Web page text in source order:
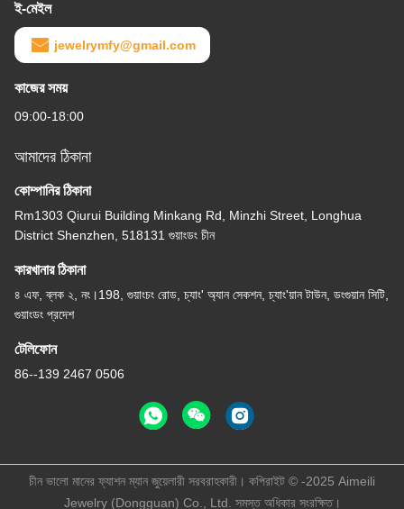
ই-মেইল
jewelrymfy@gmail.com
কাজের সময়
09:00-18:00
আমাদের ঠিকানা
কোম্পানির ঠিকানা
Rm1303 Qiurui Building Minkang Rd, Minzhi Street, Longhua
District Shenzhen, 518131 গুয়াংডং চীন
কারখানার ঠিকানা
৪ এফ, ব্লক ২, নং।198, গুয়াংচং রোড, চ্যাং' অ্যান সেকশন, চ্যাং'য়ান টাউন, ডংগুয়ান সিটি,
গুয়াংডং প্রদেশ
টেলিফোন
86--139 2467 0506
চীন ভালো মানের ফ্যাশন ম্যান জুয়েলারী সরবরাহকারী। কপিরাইট © -2025 Aimeili
Jewelry (Dongguan) Co., Ltd. সমস্ত অধিকার সংরক্ষিত।